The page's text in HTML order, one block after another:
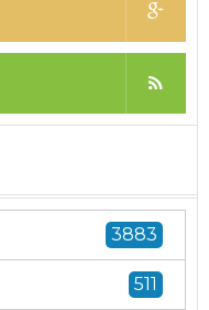
3883
511